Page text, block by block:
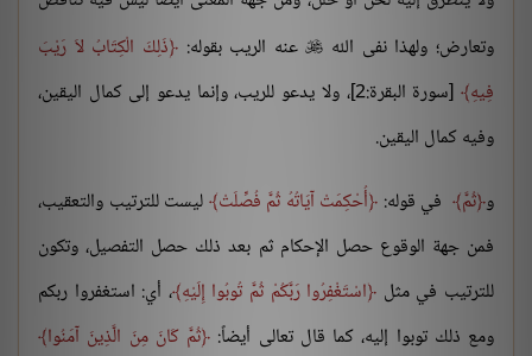
وتعارض؛ ولهذا نفى الله عنه الريب بقوله: ذَلِكَ الْكِتَابُ لاَ رَيْبَ
فِيهِ
[سورة البقرة:2]، ولا يدعو للريب، وإنما يدعو إلى كمال اليقين،
وفيه كمال اليقين.
و ثُمَّ في قوله: أُحْكِمَتْ آيَاتُهُ ثُمَّ فُصِّلَتْ ليست للترتيب والتعقيب،
فمن جهة الوقوع حصل الإحكام ثم بعد ذلك حصل التفصيل، وتكون
للترتيب في مثل اسْتَغْفِرُوا رَبَّكُمْ ثُمَّ تُوبُوا إِلَيْهِ ، أي: استغفروا ربكم
ومع ذلك توبوا إليه، كما قال تعالى أيضاً: ثُمَّ كَانَ مِنَ الَّذِينَ آمَنُوا